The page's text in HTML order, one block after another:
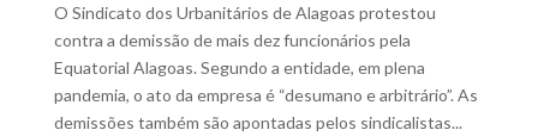
O Sindicato dos Urbanitários de Alagoas protestou
contra a demissão de mais dez funcionários pela
Equatorial Alagoas. Segundo a entidade, em plena
pandemia, o ato da empresa é “desumano e arbitrário”. As
demissões também são apontadas pelos sindicalistas...